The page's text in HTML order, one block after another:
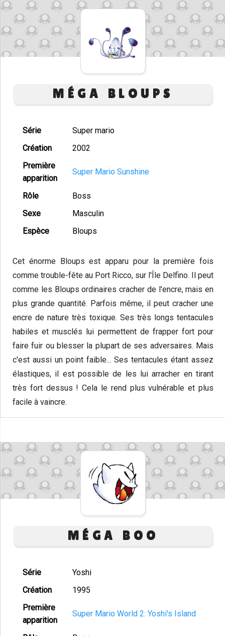
MÉGA BLOUPS
Série
Super mario
Création
2002
Première
apparition
Super Mario Sunshine
Rôle
Boss
Sexe
Masculin
Espèce
Bloups
Cet énorme Bloups est apparu pour la première fois
comme trouble-fête au Port Ricco, sur l'Île Delfino. Il peut
comme les Bloups ordinaires cracher de l'encre, mais en
plus grande quantité. Parfois même, il peut cracher une
encre de nature très toxique. Ses très longs tentacules
habiles et musclés lui permettent de frapper fort pour
faire fuir ou blesser la plupart de ses adversaires. Mais
c'est aussi un point faible... Ses tentacules étant assez
élastiques, il est possible de les lui arracher en tirant
très fort dessus ! Cela le rend plus vulnérable et plus
facile à vaincre.
MÉGA BOO
Série
Yoshi
Création
1995
Première
apparition
Super Mario World 2: Yoshi's Island